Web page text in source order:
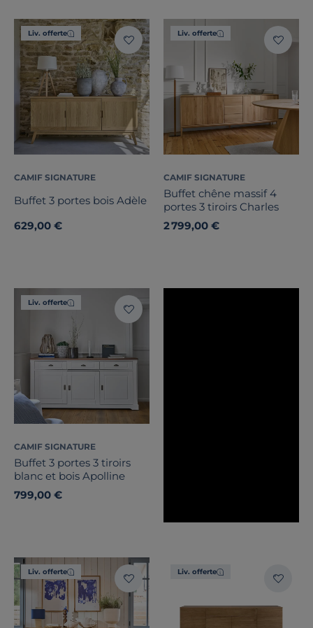
Liv. offerte
CAMIF SIGNATURE
Buffet 3 portes bois Adèle
629,00 €
Liv. offerte
CAMIF SIGNATURE
Buffet chêne massif 4
portes 3 tiroirs Charles
2 799,00 €
Liv. offerte
CAMIF SIGNATURE
Buffet 3 portes 3 tiroirs
blanc et bois Apolline
799,00 €
Liv. offerte Liv. offerte
Type de porte
Nombre de tiroirs
Nombre de portes
Marque
Note des clients
Certifications et labels